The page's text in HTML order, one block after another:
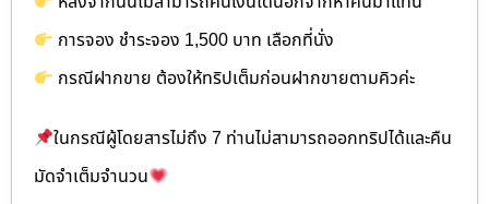
การจอง ชำระจอง 1,500 บาท เลือกที่นั่ง
กรณีฝากขาย ต้องให้ทริปเต็มก่อนฝากขายตามคิวค่ะ
ในกรณีผู้โดยสารไม่ถึง 7 ท่านไม่สามารถออกทริปได้และคืน
มัดจำเต็มจำนวน